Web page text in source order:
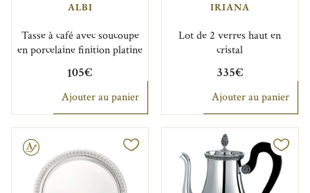
ALBI
Tasse à café avec soucoupe
en porcelaine finition platine
105€
Ajouter au panier
IRIANA
Lot de 2 verres haut en
cristal
335€
Ajouter au panier